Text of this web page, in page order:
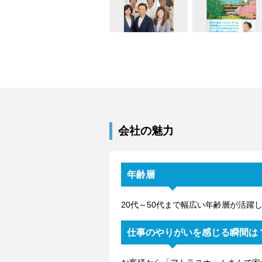
会社の魅力
年齢層
20代～50代まで幅広い年齢層が活躍
仕事のやりがいを感じる瞬間は